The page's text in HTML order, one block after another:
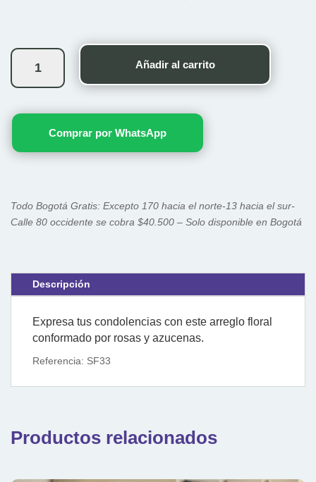
Bosque
Secreto
cantidad
Añadir al carrito
Comprar por WhatsApp
Todo Bogotá Gratis: Excepto 170 hacia el norte-13 hacia el sur-
Calle 80 occidente se cobra $40.500 – Solo disponible en Bogotá
Descripción
Expresa tus condolencias con este arreglo floral
conformado por rosas y azucenas.
Referencia: SF33
Productos relacionados